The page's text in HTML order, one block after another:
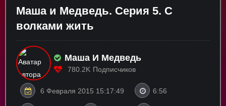
Маша и Медведь. Серия 5. С
волками жить
Маша И Медведь
780.2K Подписчиков
6 Февраля 2015 15:17:49 6:56